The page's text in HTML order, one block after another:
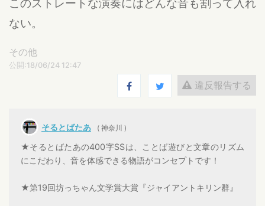
ない。
その他
公開:18/06/24 12:47
違反報告する
そるとばたあ ( 神奈川 )
★そるとばたあの400字SSは、ことば遊びと文章のリズム
にこだわり、音を体感できる物語がコンセプトです！
★第19回坊っちゃん文学賞大賞『ジャイアントキリン群』